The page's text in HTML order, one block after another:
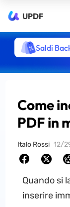
UPDF
Saldi
Come
PDF in
Italo Rossi 12/
Quando si
inserire